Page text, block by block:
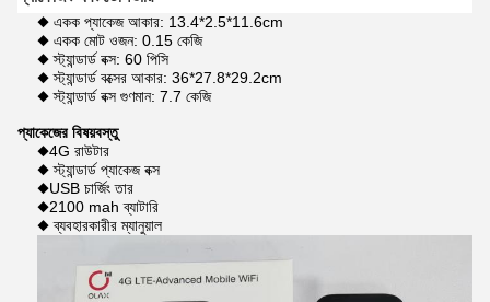
◆ একক প্যাকেজ আকার: 13.4*2.5*11.6cm
◆ একক মোট ওজন: 0.15 কেজি
◆ স্ট্যান্ডার্ড বক্স: 60 পিসি
◆ স্ট্যান্ডার্ড বক্সের আকার: 36*27.8*29.2cm
◆ স্ট্যান্ডার্ড বক্স গুণমান: 7.7 কেজি
প্যাকেজের বিষয়বস্তু
◆4G রাউটার
◆ স্ট্যান্ডার্ড প্যাকেজ বক্স
◆USB চার্জিং তার
◆2100 mah ব্যাটারি
◆ ব্যবহারকারীর ম্যানুয়াল